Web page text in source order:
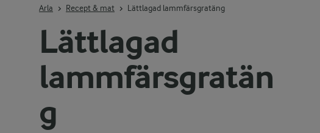
Lättlagad
lammfärsgratän
g
Arla Recept & mat Lättlagad lammfärsgratäng